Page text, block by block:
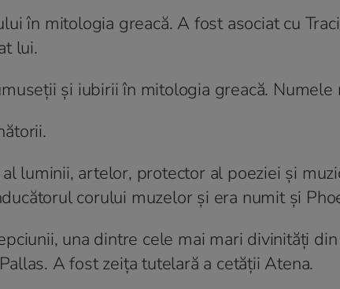
în mitologia greacă. A fost asociat cu
lui.
și iubirii în mitologia greacă. Numele
luminii, artelor, protector al poeziei și
corului muzelor și era numit și
una dintre cele mai mari divinități
A fost zeița tutelară a cetății Atena.